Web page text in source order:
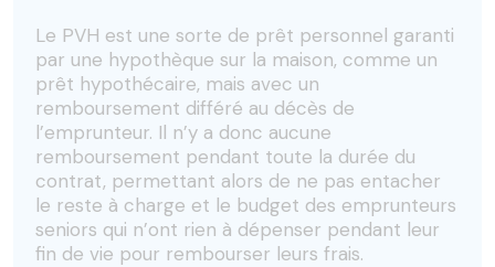
Le PVH est une sorte de prêt personnel garanti
par une hypothèque sur la maison, comme un
prêt hypothécaire, mais avec un
remboursement différé au décès de
l’emprunteur. Il n’y a donc aucune
remboursement pendant toute la durée du
contrat, permettant alors de ne pas entacher
le reste à charge et le budget des emprunteurs
seniors qui n’ont rien à dépenser pendant leur
fin de vie pour rembourser leurs frais.